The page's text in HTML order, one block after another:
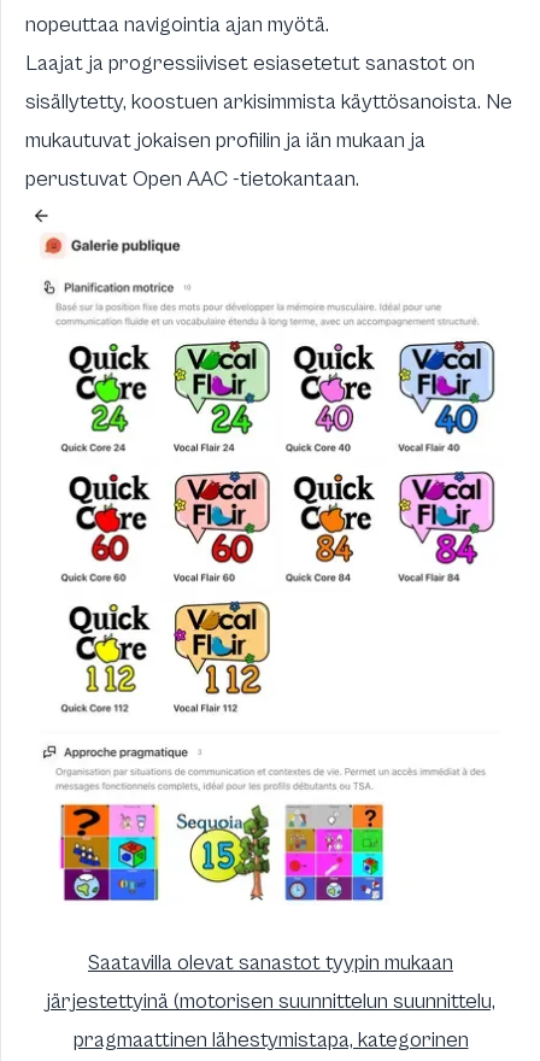
nopeuttaa navigointia ajan myötä.
Laajat ja progressiiviset esiasetetut sanastot on
sisällytetty, koostuen arkisimmista käyttösanoista. Ne
mukautuvat jokaisen profiilin ja iän mukaan ja
perustuvatOpen AAC-tietokantaan.
Saatavilla olevat sanastot tyypin mukaan
järjestettyinä (motorisen suunnittelun suunnittelu,
pragmaattinen lähestymistapa, kategorinen